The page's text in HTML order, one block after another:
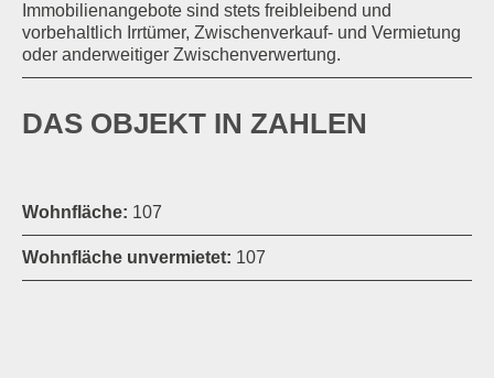
Immobilienangebote sind stets freibleibend und
vorbehaltlich Irrtümer, Zwischenverkauf- und Vermietung
oder anderweitiger Zwischenverwertung.
DAS OBJEKT IN ZAHLEN
Wohnfläche: 107
Wohnfläche unvermietet: 107